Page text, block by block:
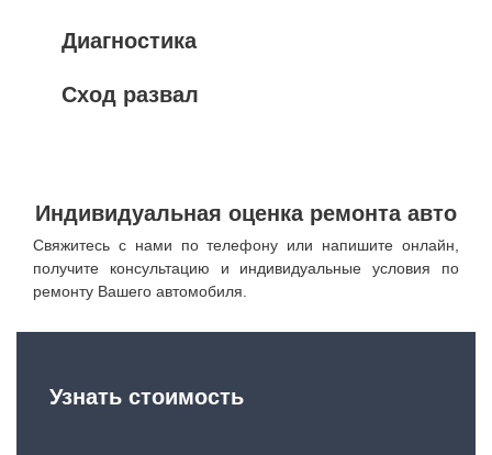
Диагностика
Сход развал
Индивидуальная оценка ремонта авто
Свяжитесь с нами по телефону или напишите онлайн,
получите консультацию и индивидуальные условия по
ремонту Вашего автомобиля.
Узнать стоимость